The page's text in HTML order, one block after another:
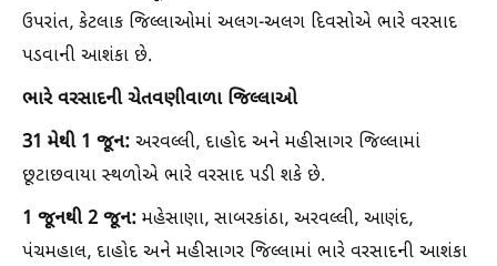
ઉપરાંત, કેટલાક જિલ્લાઓમાં અલગ-અલગ દિવસોએ ભારે વરસાદ
પડવાની આશંકા છે.
ભારે વરસાદની ચેતવણીવાળા જિલ્લાઓ
31 મેથી 1 જૂન: અરવલ્લી, દાહોદ અને મહીસાગર જિલ્લામાં
છૂટાછવાયા સ્થળોએ ભારે વરસાદ પડી શકે છે.
1 જૂનથી 2 જૂન: મહેસાણા, સાબરકાંઠા, અરવલ્લી, આણંદ,
પંચમહાલ, દાહોદ અને મહીસાગર જિલ્લામાં ભારે વરસાદની આશંકા